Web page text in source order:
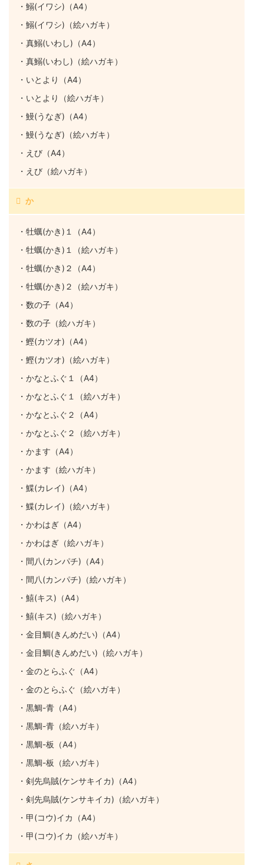
・鰯(イワシ)（A4）
・鰯(イワシ)（絵ハガキ）
・真鰯(いわし)（A4）
・真鰯(いわし)（絵ハガキ）
・いとより（A4）
・いとより（絵ハガキ）
・鰻(うなぎ)（A4）
・鰻(うなぎ)（絵ハガキ）
・えび（A4）
・えび（絵ハガキ）
か
・牡蠣(かき)１（A4）
・牡蠣(かき)１（絵ハガキ）
・牡蠣(かき)２（A4）
・牡蠣(かき)２（絵ハガキ）
・数の子（A4）
・数の子（絵ハガキ）
・鰹(カツオ)（A4）
・鰹(カツオ)（絵ハガキ）
・かなとふぐ１（A4）
・かなとふぐ１（絵ハガキ）
・かなとふぐ２（A4）
・かなとふぐ２（絵ハガキ）
・かます（A4）
・かます（絵ハガキ）
・鰈(カレイ)（A4）
・鰈(カレイ)（絵ハガキ）
・かわはぎ（A4）
・かわはぎ（絵ハガキ）
・間八(カンパチ)（A4）
・間八(カンパチ)（絵ハガキ）
・鱚(キス)（A4）
・鱚(キス)（絵ハガキ）
・金目鯛(きんめだい)（A4）
・金目鯛(きんめだい)（絵ハガキ）
・金のとらふぐ（A4）
・金のとらふぐ（絵ハガキ）
・黒鯛-青（A4）
・黒鯛-青（絵ハガキ）
・黒鯛-板（A4）
・黒鯛-板（絵ハガキ）
・剣先烏賊(ケンサキイカ)（A4）
・剣先烏賊(ケンサキイカ)（絵ハガキ）
・甲(コウ)イカ（A4）
・甲(コウ)イカ（絵ハガキ）